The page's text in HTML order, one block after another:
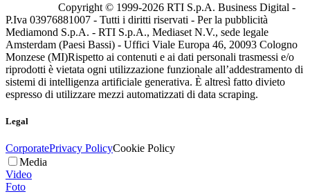
Copyright © 1999-2026 RTI S.p.A. Business Digital -
P.Iva 03976881007 - Tutti i diritti riservati - Per la pubblicità
Mediamond S.p.A. - RTI S.p.A., Mediaset N.V., sede legale
Amsterdam (Paesi Bassi) - Uffici Viale Europa 46, 20093 Cologno
Monzese (MI)Rispetto ai contenuti e ai dati personali trasmessi e/o
riprodotti è vietata ogni utilizzazione funzionale all’addestramento di
sistemi di intelligenza artificiale generativa. È altresì fatto divieto
espresso di utilizzare mezzi automatizzati di data scraping.
Legal
CorporatePrivacy PolicyCookie Policy
Media
Video
Foto